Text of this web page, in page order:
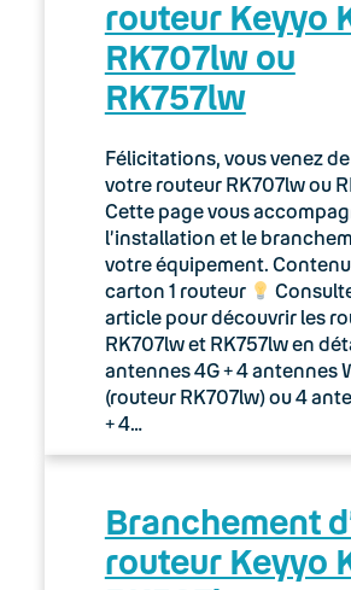
routeur Keyyo
RK707lw ou
RK757lw
Félicitations, vous venez
votre routeur RK707lw ou
Cette page vous
l’installation et le
votre équipement.
carton 1 routeur
article pour découvrir les
RK707lw et RK757lw en
antennes 4G + 4 antennes
(routeur RK707lw) ou 4
+ 4…
Branchement
routeur Keyyo